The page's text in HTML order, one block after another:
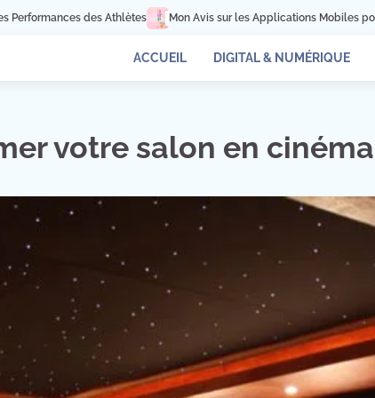
Mon Avis sur les Applications Mobiles pour le Coaching Sportif
ACCUEIL DIGITAL & NUMÉRIQUE
votre salon en cinéma